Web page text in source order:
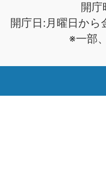
開
開庁日:月曜日から
※一部